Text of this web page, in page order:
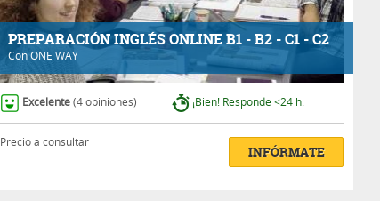
PREPARACIÓN INGLÉS ONLINE B1 - B2 - C1 - C2
ConONE WAY
Excelente (4 opiniones) ¡Bien! Responde <24 h.
Precio a consultar
INFÓRMATE